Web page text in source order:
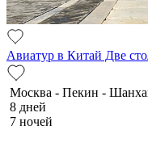
Авиатур в Китай Две
Москва - Пекин -
8 дней
7 ночей